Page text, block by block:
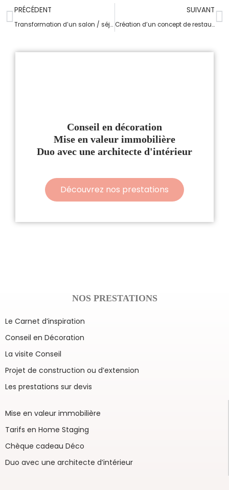
PRÉCÉDENT
Transformation d’un salon / séjour / cuisine et entrée à Saint Evarzec
SUIVANT
Création d’un concept de restaurant de Burger à Chateaulin
Conseil en décoration
Mise en valeur immobilière
Duo avec une architecte d'intérieur
Découvrez nos prestations
NOS PRESTATIONS
Le Carnet d’inspiration
Conseil en Décoration
La visite Conseil
Projet de construction ou d’extension
Les prestations sur devis
Mise en valeur immobilière
Tarifs en Home Staging
Chèque cadeau Déco
Duo avec une architecte d’intérieur